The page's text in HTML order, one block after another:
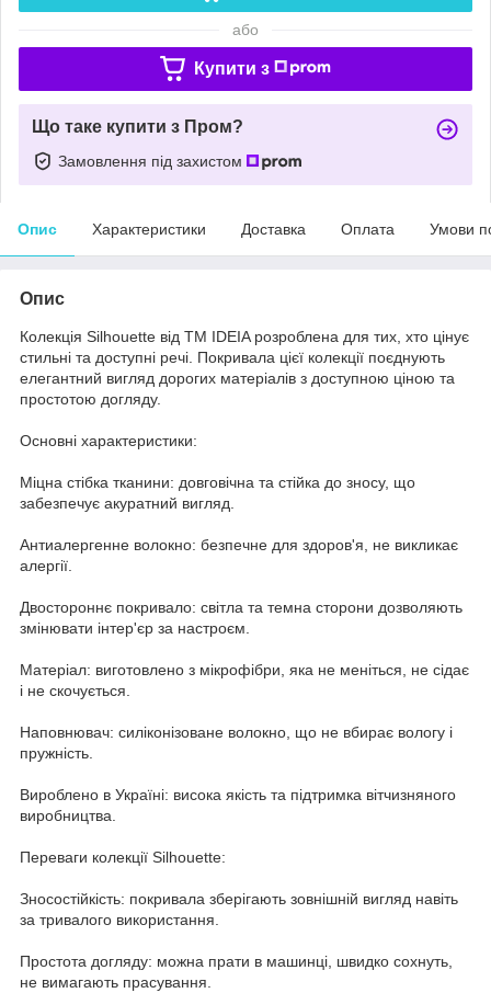
або
Купити з
Що таке купити з Пром?
Замовлення під захистом
Опис Характеристики Доставка Оплата Умови
Опис
Колекція Silhouette від ТМ IDEIA розроблена для тих, хто цінує
стильні та доступні речі. Покривала цієї колекції поєднують
елегантний вигляд дорогих матеріалів з доступною ціною та
простотою догляду.
Основні характеристики:
Міцна стібка тканини: довговічна та стійка до зносу, що
забезпечує акуратний вигляд.
Антиалергенне волокно: безпечне для здоров'я, не викликає
алергії.
Двостороннє покривало: світла та темна сторони дозволяють
змінювати інтер'єр за настроєм.
Матеріал: виготовлено з мікрофібри, яка не меніться, не сідає
і не скочується.
Наповнювач: силіконізоване волокно, що не вбирає вологу і
пружність.
Вироблено в Україні: висока якість та підтримка вітчизняного
виробництва.
Переваги колекції Silhouette:
Зносостійкість: покривала зберігають зовнішній вигляд навіть
за тривалого використання.
Простота догляду: можна прати в машинці, швидко сохнуть,
не вимагають прасування.